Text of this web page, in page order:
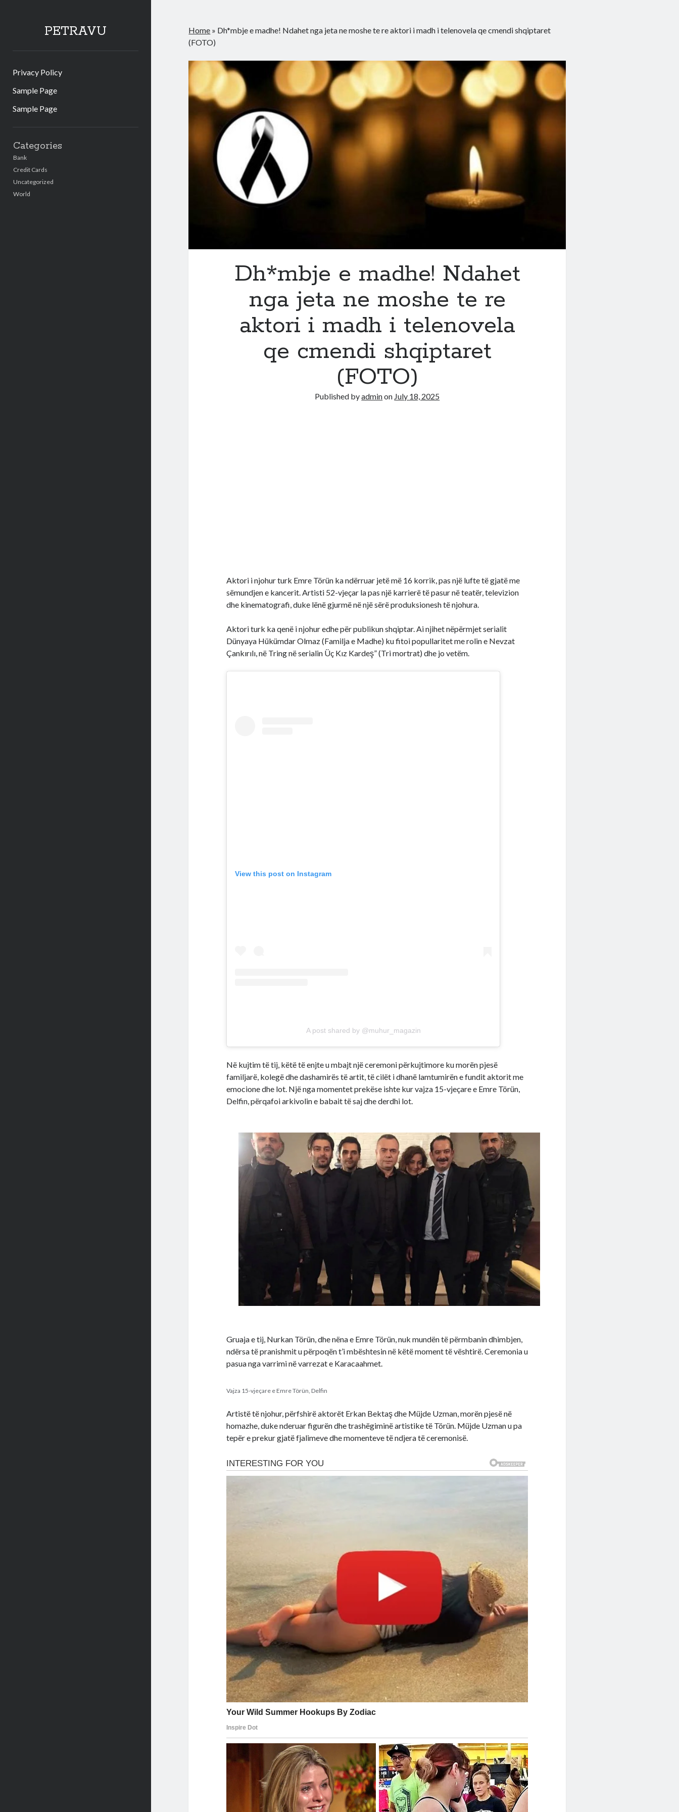
PETRAVU
Privacy Policy
Sample Page
Sample Page
Categories
Bank
Credit Cards
Uncategorized
World
Home » Dh*mbje e madhe! Ndahet nga jeta ne moshe te re aktori i madh i telenovela qe cmendi shqiptaret
(FOTO)
Dh*mbje e madhe! Ndahet
nga jeta ne moshe te re
aktori i madh i telenovela
qe cmendi shqiptaret
(FOTO)
Published byadminon July 18, 2025
Aktori i njohur turk Emre Törün ka ndërruar jetë më 16 korrik, pas një lufte të gjatë me
sëmundjen e kancerit. Artisti 52-vjeçar la pas një karrierë të pasur në teatër, televizion
dhe kinematografi, duke lënë gjurmë në një sërë produksionesh të njohura.
Aktori turk ka qenë i njohur edhe për publikun shqiptar. Ai njihet nëpërmjet serialit
Dünyaya Hükümdar Olmaz (Familja e Madhe) ku fitoi popullaritet me rolin e Nevzat
Çankırılı, në Tring në serialin Üç Kız Kardeş” (Tri mortrat) dhe jo vetëm.
View this post on Instagram
A post shared by @muhur_magazin
Në kujtim të tij, këtë të enjte u mbajt një ceremoni përkujtimore ku morën pjesë
familjarë, kolegë dhe dashamirës të artit, të cilët i dhanë lamtumirën e fundit aktorit me
emocione dhe lot. Një nga momentet prekëse ishte kur vajza 15-vjeçare e Emre Törün,
Delfin, përqafoi arkivolin e babait të saj dhe derdhi lot.
Gruaja e tij, Nurkan Törün, dhe nëna e Emre Törün, nuk mundën të përmbanin dhimbjen,
ndërsa të pranishmit u përpoqën t’i mbështesin në këtë moment të vështirë. Ceremonia u
pasua nga varrimi në varrezat e Karacaahmet.
Vajza 15-vjeçare e Emre Törün, Delfin
Artistë të njohur, përfshirë aktorët Erkan Bektaş dhe Müjde Uzman, morën pjesë në
homazhe, duke nderuar figurën dhe trashëgiminë artistike të Törün. Müjde Uzman u pa
tepër e prekur gjatë fjalimeve dhe momenteve të ndjera të ceremonisë.